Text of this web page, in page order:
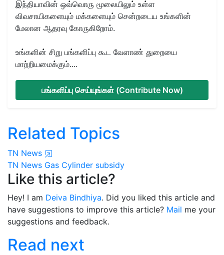
இந்தியாவின் ஒவ்வொரு மூலையிலும் உள்ள
விவசாயிகளையும் மக்களையும் சென்றடைய உங்களின்
மேலான ஆதரவு கோருகிறோம்.
உங்களின் சிறு பங்களிப்பு கூட வேளாண் துறையை
மாற்றியமைக்கும்....
பங்களிப்பு செய்யுங்கள் (Contribute Now)
Related Topics
TN News
TN News Gas Cylinder subsidy
Like this article?
Hey! I am Deiva Bindhiya. Did you liked this article and
have suggestions to improve this article? Mail me your
suggestions and feedback.
Read next